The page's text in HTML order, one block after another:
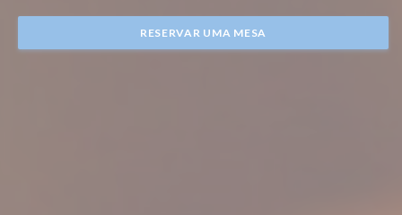
RESERVAR UMA MESA